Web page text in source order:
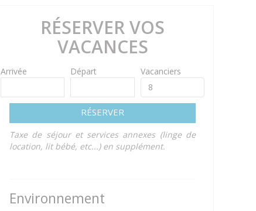
RÉSERVER VOS
VACANCES
Arrivée Départ Vacanciers
RÉSERVER
Taxe de séjour et services annexes (linge de
location, lit bébé, etc...) en supplément.
Environnement